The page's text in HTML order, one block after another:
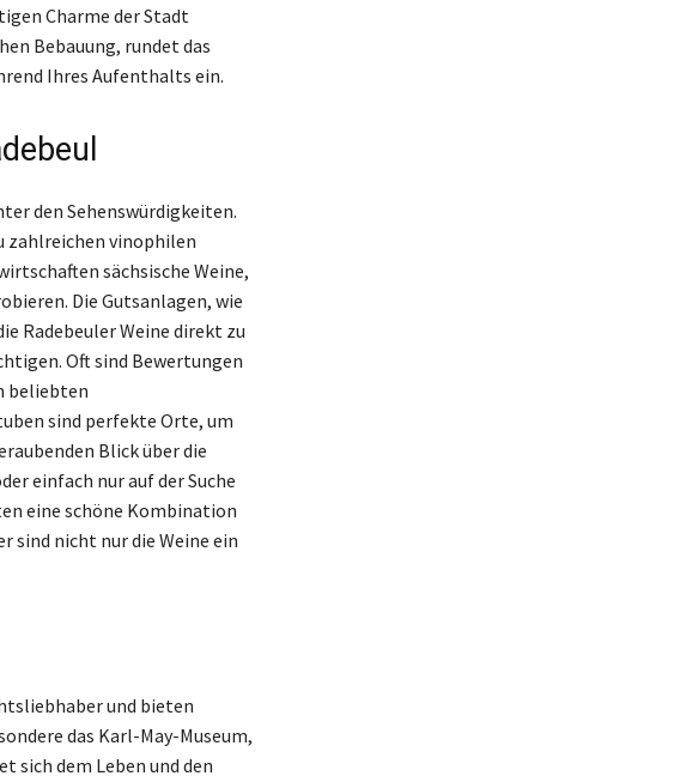
Charme der Stadt
Bebauung, rundet das
Ihres Aufenthalts ein.
den Sehenswürdigkeiten.
zahlreichen vinophilen
sächsische Weine,
Die Gutsanlagen, wie
Radebeuler Weine direkt zu
Oft sind Bewertungen
beliebten
sind perfekte Orte, um
Blick über die
einfach nur auf der Suche
eine schöne Kombination
sind nicht nur die Weine ein
und bieten
das Karl-May-Museum,
sich dem Leben und den